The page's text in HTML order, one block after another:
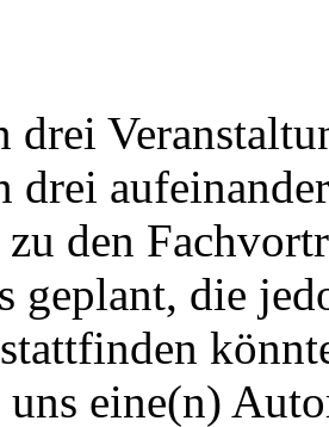
drei
drei
den
geplant, die
eine(n)